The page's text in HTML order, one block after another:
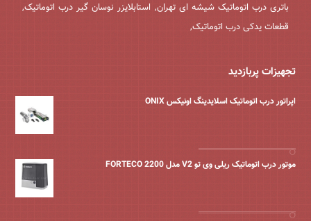
باتری درب اتوماتیک شیشه ای تهران, استابلایزر نوسان گیر درب اتوماتیک,
قطعات یدکی درب اتوماتیک,
تجهیزات پربازدید
اپراتور درب اتوماتیک اسلایدینگ اونیکس ONIX
موتور درب اتوماتیک ریلی وی تو V2 مدل FORTECO 2200